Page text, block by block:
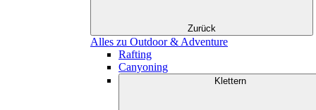
Zurück
Alles zu Outdoor & Adventure
Rafting
Canyoning
Klettern